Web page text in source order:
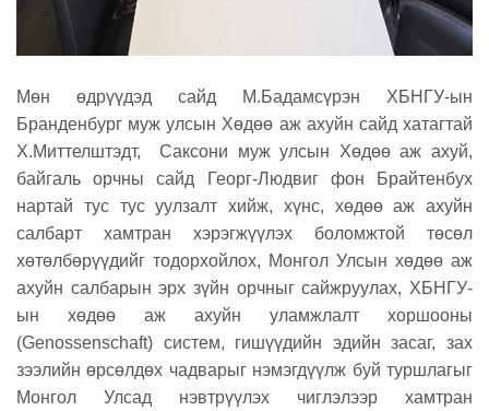
Мөн өдрүүдэд сайд М.Бадамсүрэн ХБНГУ-ын
Бранденбург муж улсын Хөдөө аж ахуйн сайд хатагтай
Х.Миттелштэдт, Саксони муж улсын Хөдөө аж ахуй,
байгаль орчны сайд Георг-Людвиг фон Брайтенбух
нартай тус тус уулзалт хийж, хүнс, хөдөө аж ахуйн
салбарт хамтран хэрэгжүүлэх боломжтой төсөл
хөтөлбөрүүдийг тодорхойлох, Монгол Улсын хөдөө аж
ахуйн салбарын эрх зүйн орчныг сайжруулах, ХБНГУ-
ын хөдөө аж ахуйн уламжлалт хоршооны
(Genossenschaft) систем, гишүүдийн эдийн засаг, зах
зээлийн өрсөлдөх чадварыг нэмэгдүүлж буй туршлагыг
Монгол Улсад нэвтрүүлэх чиглэлээр хамтран